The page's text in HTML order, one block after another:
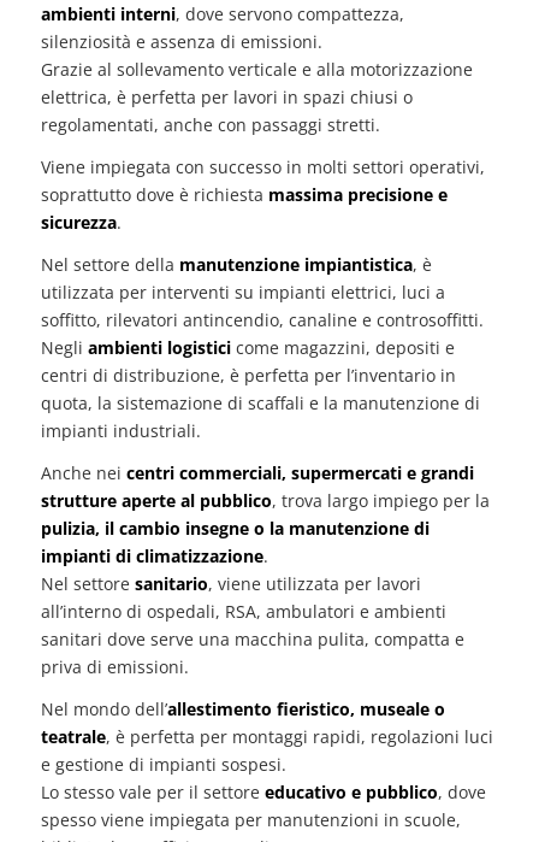
ambienti interni, dove servono compattezza,
silenziosità e assenza di emissioni.
Grazie al sollevamento verticale e alla motorizzazione
elettrica, è perfetta per lavori in spazi chiusi o
regolamentati, anche con passaggi stretti.
Viene impiegata con successo in molti settori operativi,
soprattutto dove è richiesta massima precisione e
sicurezza.
Nel settore della manutenzione impiantistica, è
utilizzata per interventi su impianti elettrici, luci a
soffitto, rilevatori antincendio, canaline e controsoffitti.
Negli ambienti logisticicome magazzini, depositi e
centri di distribuzione, è perfetta per l’inventario in
quota, la sistemazione di scaffali e la manutenzione di
impianti industriali.
Anche nei centri commerciali, supermercati e grandi
strutture aperte al pubblico, trova largo impiego per la
pulizia, il cambio insegne o la manutenzione di
impianti di climatizzazione.
Nel settore sanitario, viene utilizzata per lavori
all’interno di ospedali, RSA, ambulatori e ambienti
sanitari dove serve una macchina pulita, compatta e
priva di emissioni.
Nel mondo dell’allestimento fieristico, museale o
teatrale, è perfetta per montaggi rapidi, regolazioni luci
e gestione di impianti sospesi.
Lo stesso vale per il settore educativo e pubblico, dove
spesso viene impiegata per manutenzioni in scuole,